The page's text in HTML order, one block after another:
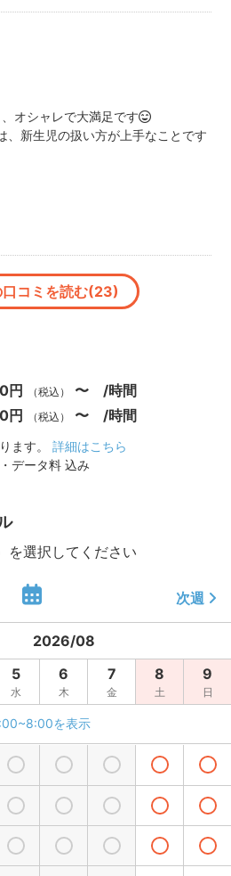
オシャレで大満足です😄
、新生児の扱い方が上手なことです
のテクニックも教えていただけた
族の大切なワンシーンをYoshiさん
ったです😆
コミを読む(23)
円 （税込）
〜 /時間
円 （税込） 〜 /時間
ます。詳細はこちら
データ料 込み
を選択してください
次週
2026/08
5
水
6
木
7
金
8
土
9
日
を表示